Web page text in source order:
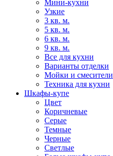
Мини-кухни
Узкие
3 кв. м.
5 кв. м.
6 кв. м.
9 кв. м.
Все для кухни
Варианты отделки
Мойки и смесители
Техника для кухни
Шкафы-купе
Цвет
Коричневые
Серые
Темные
Черные
Светлые